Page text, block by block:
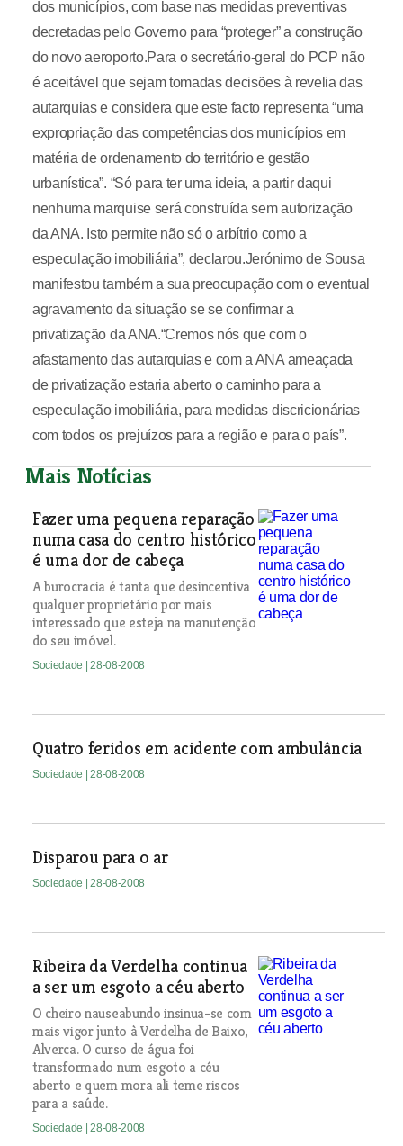
dos municípios, com base nas medidas preventivas
decretadas pelo Governo para “proteger” a construção
do novo aeroporto.Para o secretário-geral do PCP não
é aceitável que sejam tomadas decisões à revelia das
autarquias e considera que este facto representa “uma
expropriação das competências dos municípios em
matéria de ordenamento do território e gestão
urbanística”. “Só para ter uma ideia, a partir daqui
nenhuma marquise será construída sem autorização
da ANA. Isto permite não só o arbítrio como a
especulação imobiliária”, declarou.Jerónimo de Sousa
manifestou também a sua preocupação com o eventual
agravamento da situação se se confirmar a
privatização da ANA.“Cremos nós que com o
afastamento das autarquias e com a ANA ameaçada
de privatização estaria aberto o caminho para a
especulação imobiliária, para medidas discricionárias
com todos os prejuízos para a região e para o país”.
Mais Notícias
Fazer uma pequena reparação
numa casa do centro histórico
é uma dor de cabeça
A burocracia é tanta que desincentiva
qualquer proprietário por mais
interessado que esteja na manutenção
do seu imóvel.
Sociedade | 28-08-2008
Quatro feridos em acidente com ambulância
Sociedade | 28-08-2008
Disparou para o ar
Sociedade | 28-08-2008
Ribeira da Verdelha continua
a ser um esgoto a céu aberto
O cheiro nauseabundo insinua-se com
mais vigor junto à Verdelha de Baixo,
Alverca. O curso de água foi
transformado num esgoto a céu
aberto e quem mora ali teme riscos
para a saúde.
Sociedade | 28-08-2008